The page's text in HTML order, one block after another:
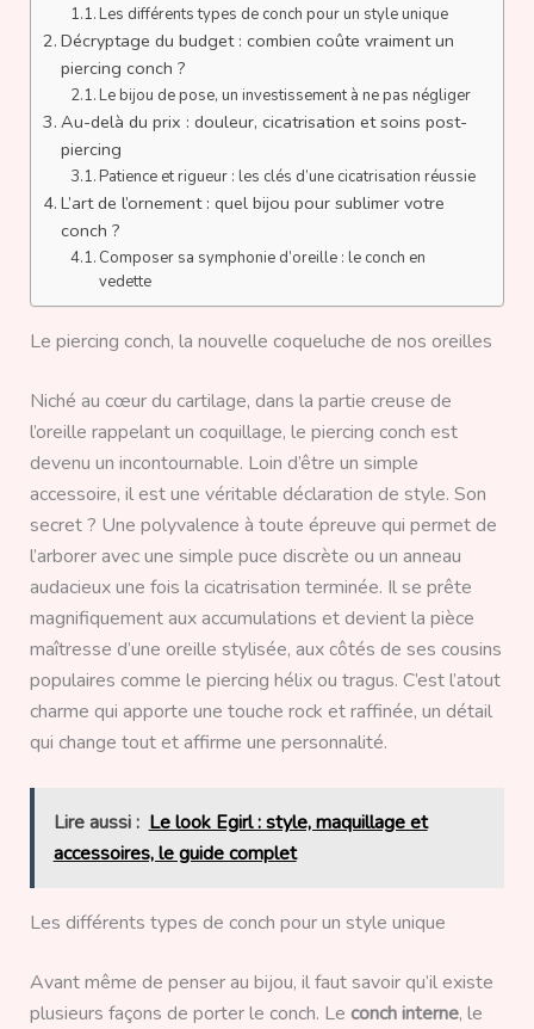
Les différents types de conch pour un style unique
Décryptage du budget : combien coûte vraiment un
piercing conch ?
Le bijou de pose, un investissement à ne pas négliger
Au-delà du prix : douleur, cicatrisation et soins post-
piercing
Patience et rigueur : les clés d’une cicatrisation réussie
L’art de l’ornement : quel bijou pour sublimer votre
conch ?
Composer sa symphonie d’oreille : le conch en
vedette
Le piercing conch, la nouvelle coqueluche de nos oreilles
Niché au cœur du cartilage, dans la partie creuse de
l’oreille rappelant un coquillage, le piercing conch est
devenu un incontournable. Loin d’être un simple
accessoire, il est une véritable déclaration de style. Son
secret ? Une polyvalence à toute épreuve qui permet de
l’arborer avec une simple puce discrète ou un anneau
audacieux une fois la cicatrisation terminée. Il se prête
magnifiquement aux accumulations et devient la pièce
maîtresse d’une oreille stylisée, aux côtés de ses cousins
populaires comme le piercing hélix ou tragus. C’est l’atout
charme qui apporte une touche rock et raffinée, un détail
qui change tout et affirme une personnalité.
Lire aussi : Le look Egirl : style, maquillage et
accessoires, le guide complet
Les différents types de conch pour un style unique
Avant même de penser au bijou, il faut savoir qu’il existe
plusieurs façons de porter le conch. Le conch interne, le